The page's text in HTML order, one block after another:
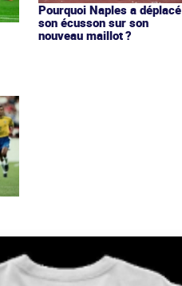
Pourquoi Naples a déplacé
son écusson sur son
nouveau maillot ?